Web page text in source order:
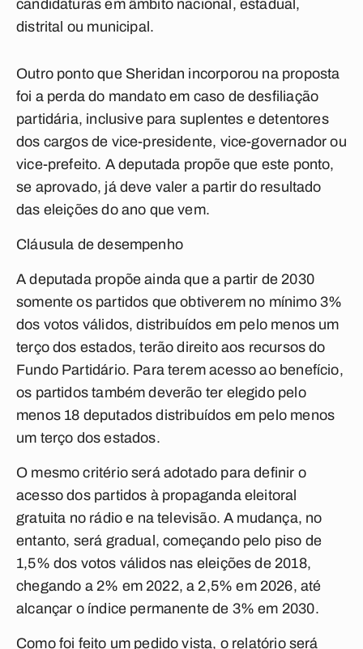
candidaturas em âmbito nacional, estadual,
distrital ou municipal.
Outro ponto que Sheridan incorporou na proposta
foi a perda do mandato em caso de desfiliação
partidária, inclusive para suplentes e detentores
dos cargos de vice-presidente, vice-governador ou
vice-prefeito. A deputada propõe que este ponto,
se aprovado, já deve valer a partir do resultado
das eleições do ano que vem.
Cláusula de desempenho
A deputada propõe ainda que a partir de 2030
somente os partidos que obtiverem no mínimo 3%
dos votos válidos, distribuídos em pelo menos um
terço dos estados, terão direito aos recursos do
Fundo Partidário. Para terem acesso ao benefício,
os partidos também deverão ter elegido pelo
menos 18 deputados distribuídos em pelo menos
um terço dos estados.
O mesmo critério será adotado para definir o
acesso dos partidos à propaganda eleitoral
gratuita no rádio e na televisão. A mudança, no
entanto, será gradual, começando pelo piso de
1,5% dos votos válidos nas eleições de 2018,
chegando a 2% em 2022, a 2,5% em 2026, até
alcançar o índice permanente de 3% em 2030.
Como foi feito um pedido vista, o relatório será